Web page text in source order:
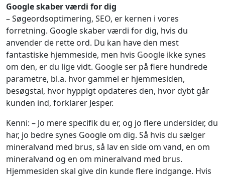
Google skaber værdi for dig
– Søgeordsoptimering, SEO, er kernen i vores
forretning. Google skaber værdi for dig, hvis du
anvender de rette ord. Du kan have den mest
fantastiske hjemmeside, men hvis Google ikke synes
om den, er du lige vidt. Google ser på flere hundrede
parametre, bl.a. hvor gammel er hjemmesiden,
besøgstal, hvor hyppigt opdateres den, hvor dybt går
kunden ind, forklarer Jesper.
Kenni: – Jo mere specifik du er, og jo flere undersider, du
har, jo bedre synes Google om dig. Så hvis du sælger
mineralvand med brus, så lav en side om vand, en om
mineralvand og en om mineralvand med brus.
Hjemmesiden skal give din kunde flere indgange. Hvis